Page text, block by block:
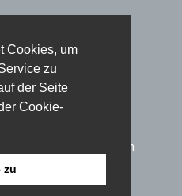
Cookies, um
zu
der Seite
Cookie-
zu
des bürgerlichen